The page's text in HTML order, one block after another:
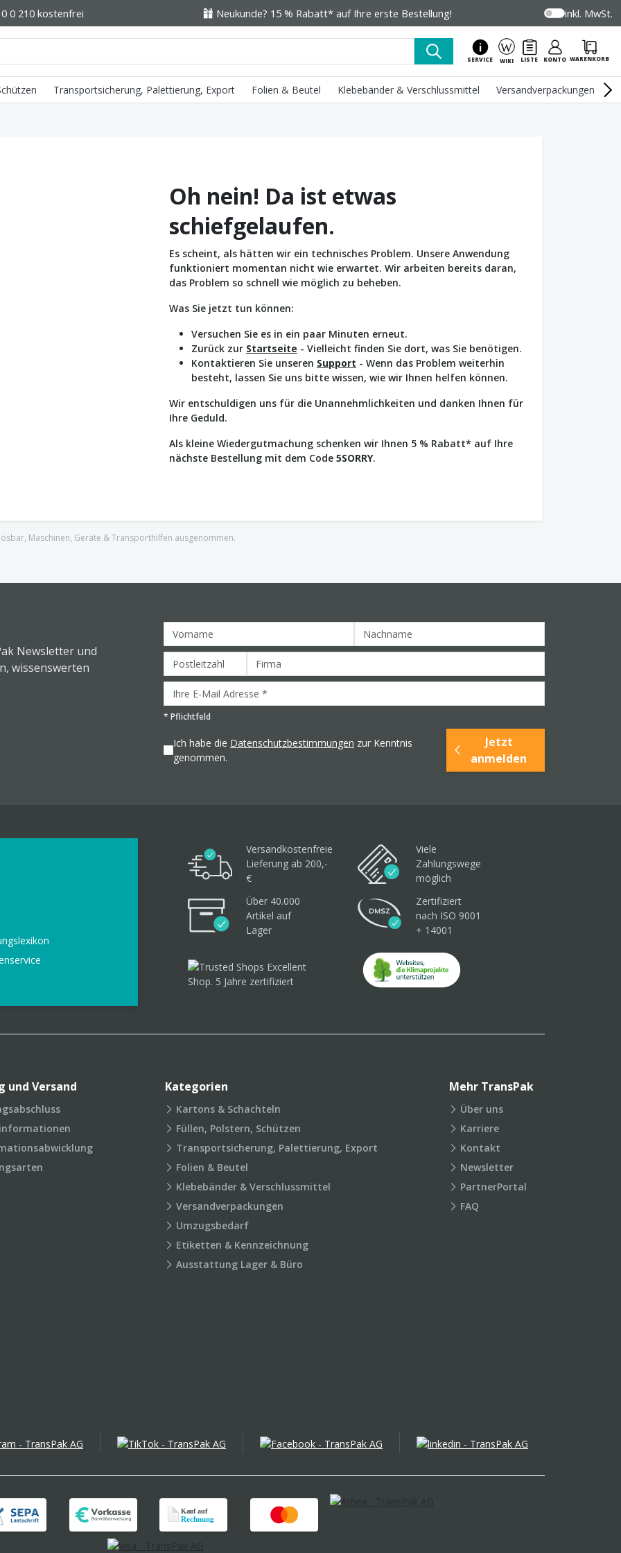
0 210 kostenfrei Neukunde? 15 % Rabatt* auf Ihre erste Bestellung! inkl. MwSt.
SERVICE WIKI LISTE KONTO WARENKORB
Transportsicherung, Palettierung, Export Folien & Beutel Klebebänder & Verschlussmittel Versandverpackungen
Oh nein! Da ist etwas
schiefgelaufen.
Es scheint, als hätten wir ein technisches Problem. Unsere Anwendung
funktioniert momentan nicht wie erwartet. Wir arbeiten bereits daran,
das Problem so schnell wie möglich zu beheben.
Was Sie jetzt tun können:
Versuchen Sie es in ein paar Minuten erneut.
Zurück zur Startseite - Vielleicht finden Sie dort, was Sie benötigen.
Kontaktieren Sie unseren Support - Wenn das Problem weiterhin
besteht, lassen Sie uns bitte wissen, wie wir Ihnen helfen können.
Wir entschuldigen uns für die Unannehmlichkeiten und danken Ihnen für
Ihre Geduld.
Als kleine Wiedergutmachung schenken wir Ihnen 5 % Rabatt* auf Ihre
nächste Bestellung mit dem Code 5SORRY.
Maschinen, Geräte & Transporthilfen ausgenommen.
Newsletter und
wissenswerten
* Pflichtfeld
Ich habe die Datenschutzbestimmungen zur Kenntnis
genommen.
Jetzt
anmelden
Versandkostenfreie
Lieferung ab 200,-
€
Viele
Zahlungswege
möglich
Über 40.000
Artikel auf
Lager
Zertifiziert
nach ISO 9001
+ 14001
und Versand Kategorien
Kartons & Schachteln
Füllen, Polstern, Schützen
Transportsicherung, Palettierung, Export
Folien & Beutel
Klebebänder & Verschlussmittel
Versandverpackungen
Umzugsbedarf
Etiketten & Kennzeichnung
Ausstattung Lager & Büro
Mehr TransPak
Über uns
Karriere
Kontakt
Newsletter
PartnerPortal
FAQ